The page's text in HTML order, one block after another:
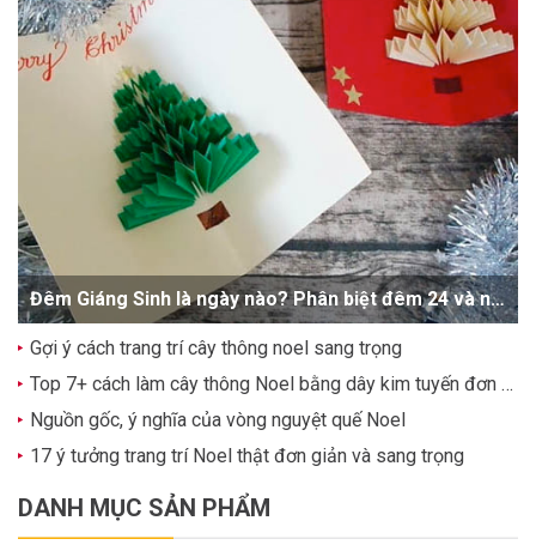
Đêm Giáng Sinh là ngày nào? Phân biệt đêm 24 và ngày 25/12
Gợi ý cách trang trí cây thông noel sang trọng
Top 7+ cách làm cây thông Noel bằng dây kim tuyến đơn giản, dễ thương
Nguồn gốc, ý nghĩa của vòng nguyệt quế Noel
17 ý tưởng trang trí Noel thật đơn giản và sang trọng
DANH MỤC SẢN PHẨM